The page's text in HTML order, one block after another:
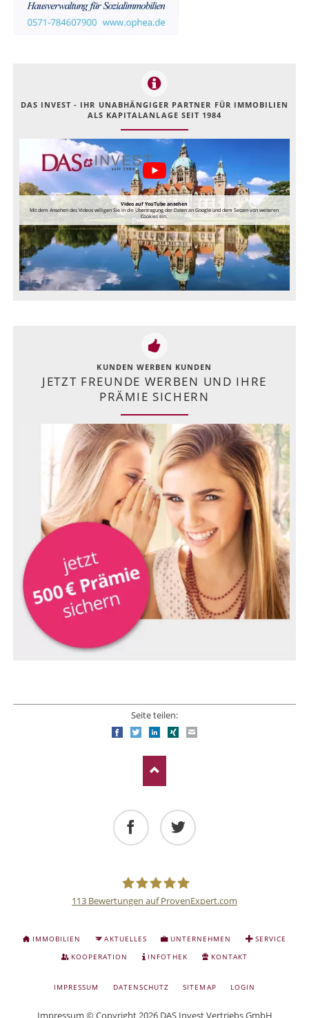
DAS INVEST - IHR UNABHÄNGIGER PARTNER FÜR IMMOBILIEN
ALS KAPITALANLAGE SEIT 1984
Video auf YouTube ansehen
Mit dem Ansehen des Videos willigen Sie in die Übertragung der Daten an Google und dem Setzen von weiteren
Cookies ein.
KUNDEN WERBEN KUNDEN
JETZT FREUNDE WERBEN UND IHRE
PRÄMIE SICHERN
Seite teilen:
FacebookTwitterLinkedIn
Xing
Anlage
und
113 Bewertungen auf ProvenExpert.com
NAVIGATION
ÜBERSPRINGEN
IMMOBILIEN AKTUELLES UNTERNEHMEN
SERVICE
KOOPERATION
INFOTHEK KONTAKT
NAVIGATION
IMPRESSUM DATENSCHUTZ SITEMAP LOGIN
Impressum © Copyright 2026 DAS Invest Vertriebs GmbH